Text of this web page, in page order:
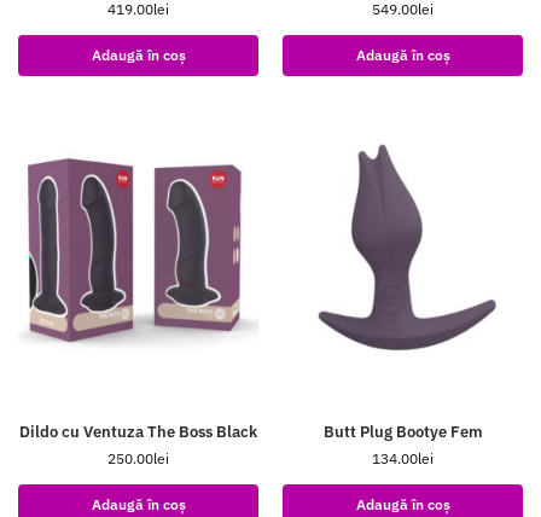
419.00lei
Adaugă în coș
549.00lei
Adaugă în coș
Dildo cu Ventuza The Boss Black
250.00lei
Adaugă în coș
Butt Plug Bootye Fem
134.00lei
Adaugă în coș